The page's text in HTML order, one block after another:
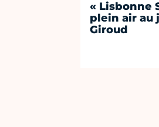
« Lisbonne
plein air au
Giroud